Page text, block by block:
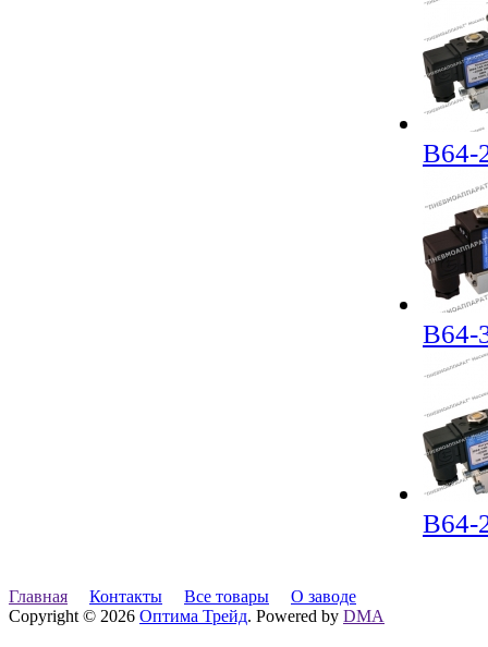
В64-
В64-
В64-
Главная Контакты Все товары
О заводе
Copyright © 2026 Оптима Трейд. Powered by DMA